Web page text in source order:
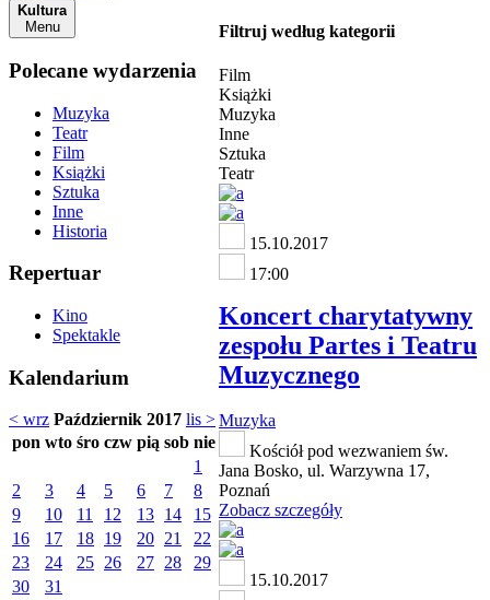
Kultura
Menu
Polecane wydarzenia
Muzyka
Teatr
Film
Książki
Sztuka
Inne
Historia
Repertuar
Kino
Spektakle
Kalendarium
< wrz Październik 2017 lis >
pon wto śro czw pią sob nie
1
2
3 4 5 6 7
8
9
10 11 12 13 14
15
16
17 18 19 20 21
22
23
24 25 26 27 28
29
30
31
Filtruj według kategorii
Film
Książki
Muzyka
Inne
Sztuka
Teatr
15.10.2017
17:00
Koncert charytatywny
zespołu Partes i Teatru
Muzycznego
Muzyka
Kościół pod wezwaniem św.
Jana Bosko, ul. Warzywna 17,
Poznań
Zobacz szczegóły
15.10.2017